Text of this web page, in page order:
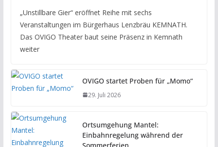
„Unstillbare Gier“ eröffnet Reihe mit sechs
Veranstaltungen im Bürgerhaus Lenzbräu KEMNATH.
Das OVIGO Theater baut seine Präsenz in Kemnath
weiter
OVIGO startet Proben für „Momo“
29. Juli 2026
Ortsumgehung Mantel:
Einbahnregelung während der